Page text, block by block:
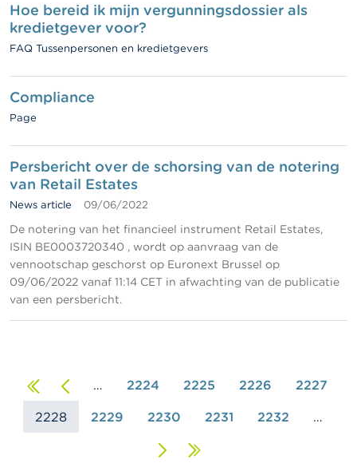
Hoe bereid ik mijn vergunningsdossier als
kredietgever voor?
FAQ Tussenpersonen en kredietgevers
Compliance
Page
Persbericht over de schorsing van de notering
van Retail Estates
News article 09/06/2022
De notering van het financieel instrument Retail Estates,
ISIN BE0003720340 , wordt op aanvraag van de
vennootschap geschorst op Euronext Brussel op
09/06/2022 vanaf 11:14 CET in afwachting van de publicatie
van een persbericht.
Eerste
pagina
Vorige
pagina
… 2224 2225 2226
2227
2228
2229 2230 2231 2232
…
VolgendeLaatste